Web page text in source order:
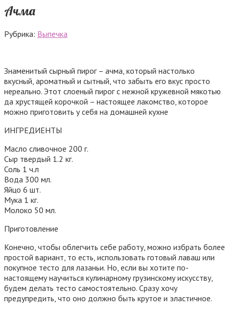
Ачма
Рубрика: Выпечка
Знаменитый сырный пирог – ачма, который настолько
вкусный, ароматный и сытный, что забыть его вкус просто
нереально. Этот слоеный пирог с нежной кружевной мякотью
да хрустящей корочкой – настоящее лакомство, которое
можно приготовить у себя на домашней кухне
ИНГРЕДИЕНТЫ
Масло сливочное 200 г.
Сыр твердый 1.2 кг.
Соль 1 ч.л
Вода 300 мл.
Яйцо 6 шт.
Мука 1 кг.
Молоко 50 мл.
Приготовление
Конечно, чтобы облегчить себе работу, можно избрать более
простой вариант, то есть, использовать готовый лаваш или
покупное тесто для лазаньи. Но, если вы хотите по-
настоящему научиться кулинарному грузинскому искусству,
будем делать тесто самостоятельно. Сразу хочу
предупредить, что оно должно быть крутое и эластичное.